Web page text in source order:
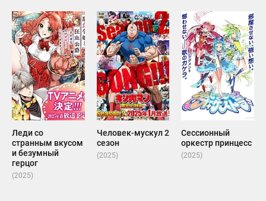
Леди со
странным вкусом
и безумный
герцог
(2025)
Человек-мускул 2
сезон
(2025)
Сессионный
оркестр принцесс
(2025)